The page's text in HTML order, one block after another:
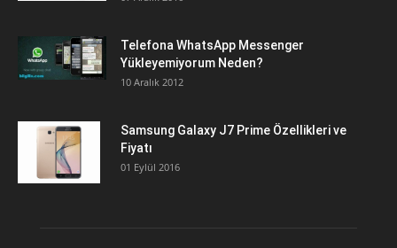
Telefona WhatsApp Messenger
Yükleyemiyorum Neden?
10 Aralık 2012
Samsung Galaxy J7 Prime Özellikleri ve
Fiyatı
01 Eylül 2016